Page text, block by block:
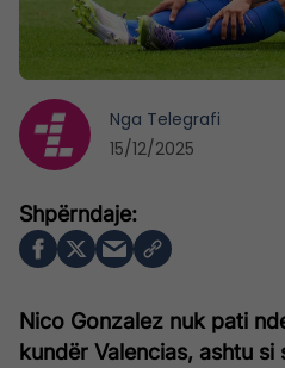
Nico Gonzalez nuk pati
kundër Valencias, ashtu
Nga Telegrafi
15/12/2025